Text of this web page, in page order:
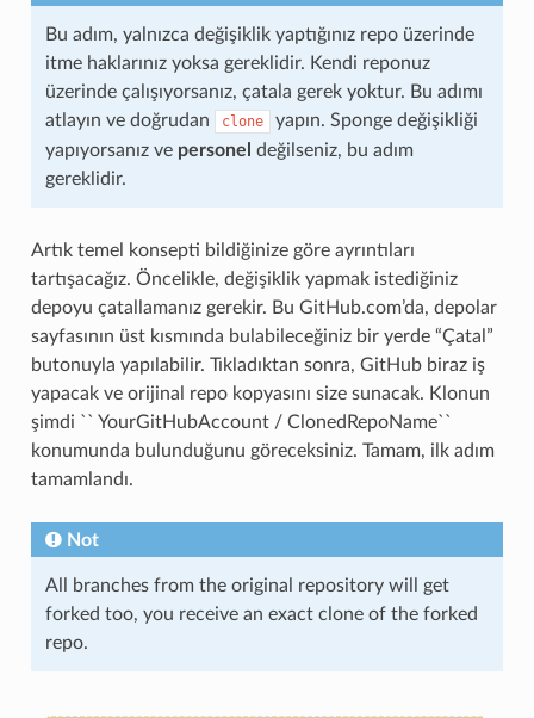
Bu adım, yalnızca değişiklik yaptığınız repo üzerinde
itme haklarınız yoksa gereklidir. Kendi reponuz
üzerinde çalışıyorsanız, çatala gerek yoktur. Bu adımı
atlayın ve doğrudan
clone
yapın. Sponge değişikliği
yapıyorsanız ve personel değilseniz, bu adım
gereklidir.
Artık temel konsepti bildiğinize göre ayrıntıları
tartışacağız. Öncelikle, değişiklik yapmak istediğiniz
depoyu çatallamanız gerekir. Bu GitHub.com’da, depolar
sayfasının üst kısmında bulabileceğiniz bir yerde “Çatal”
butonuyla yapılabilir. Tıkladıktan sonra, GitHub biraz iş
yapacak ve orijinal repo kopyasını size sunacak. Klonun
şimdi `` YourGitHubAccount / ClonedRepoName``
konumunda bulunduğunu göreceksiniz. Tamam, ilk adım
tamamlandı.
Not
All branches from the original repository will get
forked too, you receive an exact clone of the forked
repo.